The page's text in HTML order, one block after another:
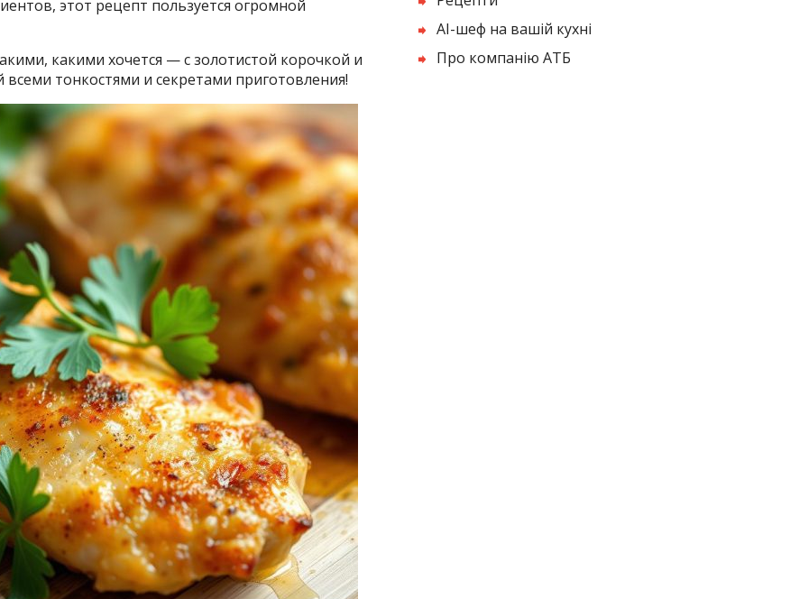
этот рецепт пользуется огромной
какими хочется — с золотистой корочкой и
тонкостями и секретами приготовления!
AI-шеф на вашій кухні
Про компанію АТБ